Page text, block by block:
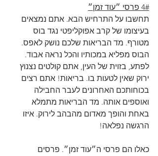
4# פרסי ״עוד זמן״
תחשבו על התרחיש הבא. אתם נמצאים
בעיצומו של קרב אפוקליפטי נגד בוס
מטורף. מד הבריאות שלכם נושק לאפס.
הבוס מפליא במכותיו והכל נראה אבוד.
לפתע, בזוית של העין, אתם קולטים נצנוץ
ירוק שאין לטעות בו. בריאות! אתם רצים
בכוחותכם האחרונים לעבר החבילה
ואוספים אותה. מד הבריאות מתמלא
באחת והופך מאדום מהבהב לירוק. איזו
הרגשה נפלאה!
כאלו הם פרסי ה״עוד זמן״. פרסים